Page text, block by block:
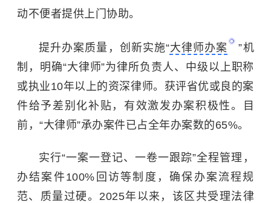
动不便者提供上门协助。
提升办案质量，创新实施“大律师办案
”机
制，明确“大律师”为律所负责人、中级以上职称
或执业10年以上的资深律师。获评省优或良的案
件给予差别化补贴，有效激发办案积极性。目
前，“大律师”承办案件已占全年办案数的65%。
实行“一案一登记、一卷一跟踪”全程管理，
办结案件100%回访等制度，确保办案流程规
范、质量过硬。2025年以来，该区共受理法律